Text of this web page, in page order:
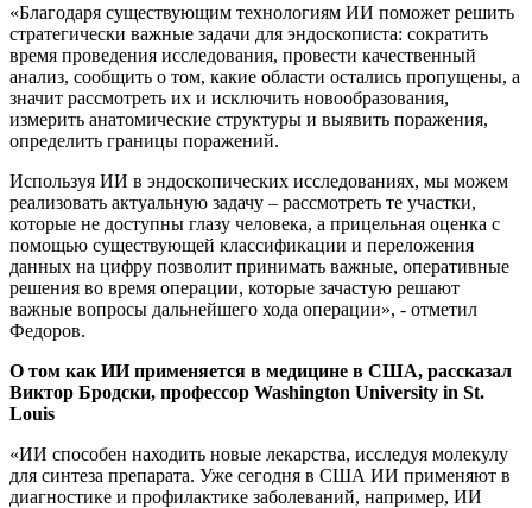
«Благодаря существующим технологиям ИИ поможет решить
стратегически важные задачи для эндоскописта: сократить
время проведения исследования, провести качественный
анализ, сообщить о том, какие области остались пропущены, а
значит рассмотреть их и исключить новообразования,
измерить анатомические структуры и выявить поражения,
определить границы поражений.
Используя ИИ в эндоскопических исследованиях, мы можем
реализовать актуальную задачу – рассмотреть те участки,
которые не доступны глазу человека, а прицельная оценка с
помощью существующей классификации и переложения
данных на цифру позволит принимать важные, оперативные
решения во время операции, которые зачастую решают
важные вопросы дальнейшего хода операции», - отметил
Федоров.
О том как ИИ применяется в медицине в США, рассказал
Виктор Бродски, профессор Washington University in St.
Louis
«ИИ способен находить новые лекарства, исследуя молекулу
для синтеза препарата. Уже сегодня в США ИИ применяют в
диагностике и профилактике заболеваний, например, ИИ